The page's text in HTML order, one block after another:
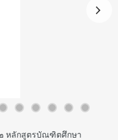
หลักสูตรบัณฑิตศึกษา